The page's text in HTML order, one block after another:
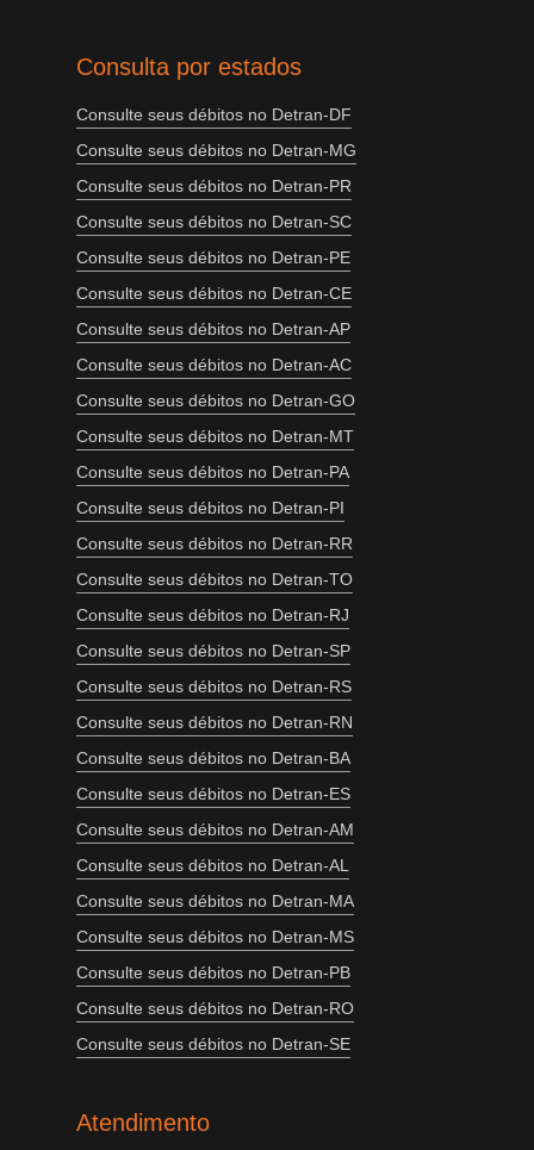
Consulta por estados
Consulte seus débitos no Detran-DF
Consulte seus débitos no Detran-MG
Consulte seus débitos no Detran-PR
Consulte seus débitos no Detran-SC
Consulte seus débitos no Detran-PE
Consulte seus débitos no Detran-CE
Consulte seus débitos no Detran-AP
Consulte seus débitos no Detran-AC
Consulte seus débitos no Detran-GO
Consulte seus débitos no Detran-MT
Consulte seus débitos no Detran-PA
Consulte seus débitos no Detran-PI
Consulte seus débitos no Detran-RR
Consulte seus débitos no Detran-TO
Consulte seus débitos no Detran-RJ
Consulte seus débitos no Detran-SP
Consulte seus débitos no Detran-RS
Consulte seus débitos no Detran-RN
Consulte seus débitos no Detran-BA
Consulte seus débitos no Detran-ES
Consulte seus débitos no Detran-AM
Consulte seus débitos no Detran-AL
Consulte seus débitos no Detran-MA
Consulte seus débitos no Detran-MS
Consulte seus débitos no Detran-PB
Consulte seus débitos no Detran-RO
Consulte seus débitos no Detran-SE
Atendimento